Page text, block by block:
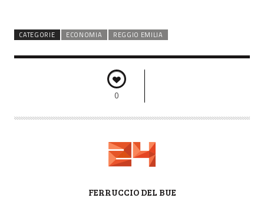
CATEGORIE ECONOMIA REGGIO EMILIA
0
FERRUCCIO DEL BUE